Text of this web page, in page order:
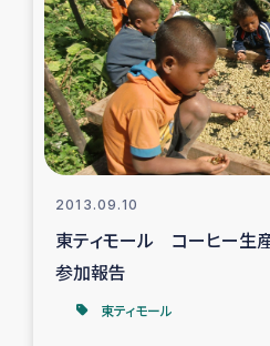
スリランカの南北女性をつな
ジェク
復興支
民際教
2013.09.10
東ティモール コーヒー生
参加報告
東ティモール